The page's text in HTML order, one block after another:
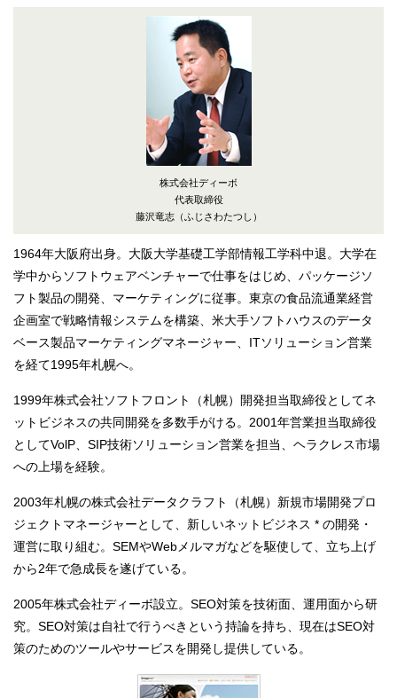
株式会社ディーボ
代表取締役
藤沢竜志（ふじさわたつし）
1964年大阪府出身。大阪大学基礎工学部情報工学科中退。大学在
学中からソフトウェアベンチャーで仕事をはじめ、パッケージソ
フト製品の開発、マーケティングに従事。東京の食品流通業経営
企画室で戦略情報システムを構築、米大手ソフトハウスのデータ
ベース製品マーケティングマネージャー、ITソリューション営業
を経て1995年札幌へ。
1999年株式会社ソフトフロント（札幌）開発担当取締役としてネ
ットビジネスの共同開発を多数手がける。2001年営業担当取締役
としてVolP、SIP技術ソリューション営業を担当、ヘラクレス市場
への上場を経験。
2003年札幌の株式会社データクラフト（札幌）新規市場開発プロ
ジェクトマネージャーとして、新しいネットビジネス * の開発・
運営に取り組む。SEMやWebメルマガなどを駆使して、立ち上げ
から2年で急成長を遂げている。
2005年株式会社ディーボ設立。SEO対策を技術面、運用面から研
究。SEO対策は自社で行うべきという持論を持ち、現在はSEO対
策のためのツールやサービスを開発し提供している。